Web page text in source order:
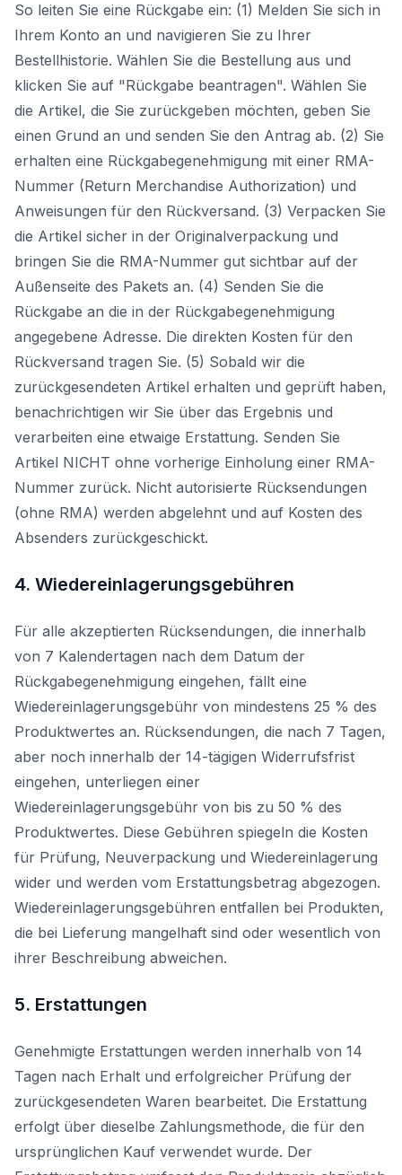
So leiten Sie eine Rückgabe ein: (1) Melden Sie sich in
Ihrem Konto an und navigieren Sie zu Ihrer
Bestellhistorie. Wählen Sie die Bestellung aus und
klicken Sie auf "Rückgabe beantragen". Wählen Sie
die Artikel, die Sie zurückgeben möchten, geben Sie
einen Grund an und senden Sie den Antrag ab. (2) Sie
erhalten eine Rückgabegenehmigung mit einer RMA-
Nummer (Return Merchandise Authorization) und
Anweisungen für den Rückversand. (3) Verpacken Sie
die Artikel sicher in der Originalverpackung und
bringen Sie die RMA-Nummer gut sichtbar auf der
Außenseite des Pakets an. (4) Senden Sie die
Rückgabe an die in der Rückgabegenehmigung
angegebene Adresse. Die direkten Kosten für den
Rückversand tragen Sie. (5) Sobald wir die
zurückgesendeten Artikel erhalten und geprüft haben,
benachrichtigen wir Sie über das Ergebnis und
verarbeiten eine etwaige Erstattung. Senden Sie
Artikel NICHT ohne vorherige Einholung einer RMA-
Nummer zurück. Nicht autorisierte Rücksendungen
(ohne RMA) werden abgelehnt und auf Kosten des
Absenders zurückgeschickt.
4. Wiedereinlagerungsgebühren
Für alle akzeptierten Rücksendungen, die innerhalb
von 7 Kalendertagen nach dem Datum der
Rückgabegenehmigung eingehen, fällt eine
Wiedereinlagerungsgebühr von mindestens 25 % des
Produktwertes an. Rücksendungen, die nach 7 Tagen,
aber noch innerhalb der 14-tägigen Widerrufsfrist
eingehen, unterliegen einer
Wiedereinlagerungsgebühr von bis zu 50 % des
Produktwertes. Diese Gebühren spiegeln die Kosten
für Prüfung, Neuverpackung und Wiedereinlagerung
wider und werden vom Erstattungsbetrag abgezogen.
Wiedereinlagerungsgebühren entfallen bei Produkten,
die bei Lieferung mangelhaft sind oder wesentlich von
ihrer Beschreibung abweichen.
5. Erstattungen
Genehmigte Erstattungen werden innerhalb von 14
Tagen nach Erhalt und erfolgreicher Prüfung der
zurückgesendeten Waren bearbeitet. Die Erstattung
erfolgt über dieselbe Zahlungsmethode, die für den
ursprünglichen Kauf verwendet wurde. Der